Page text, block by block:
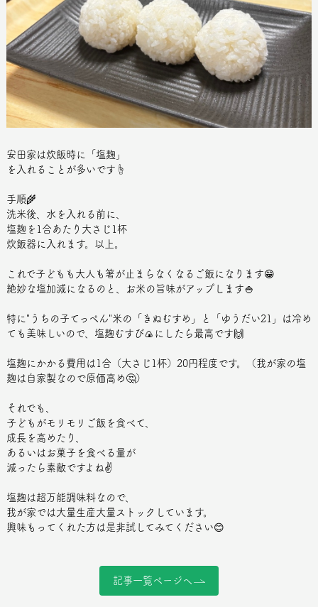
安田家は炊飯時に「塩麹」
を入れることが多いです☝️
手順🌾
洗米後、水を入れる前に、
塩麹を1合あたり大さじ1杯
炊飯器に入れます。以上。
これで子どもも大人も箸が止まらなくなるご飯になります😁
絶妙な塩加減になるのと、お米の旨味がアップします🍚
特に"うちの子てっぺん"米の「きぬむすめ」と「ゆうだい21」は冷め
ても美味しいので、塩麹むすび🍙にしたら最高です🙌
塩麹にかかる費用は1合（大さじ1杯）20円程度です。（我が家の塩
麹は自家製なので原価高め🤔）
それでも、
子どもがモリモリご飯を食べて、
成長を高めたり、
あるいはお菓子を食べる量が
減ったら素敵ですよね✌️
塩麹は超万能調味料なので、
我が家では大量生産大量ストックしています。
興味もってくれた方は是非試してみてください😊
記事一覧ページへ